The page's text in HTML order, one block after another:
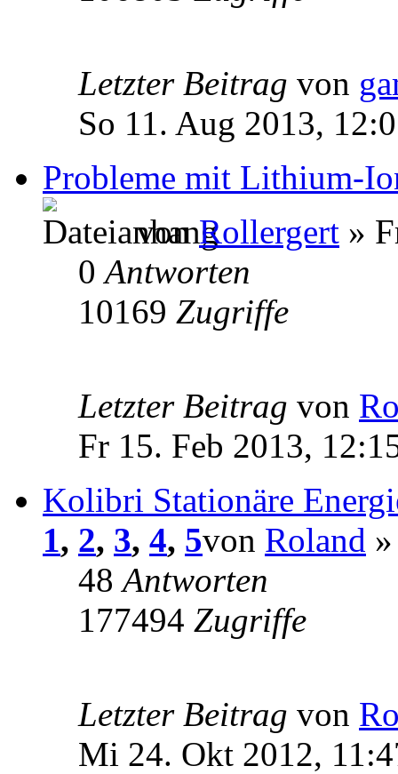
Letzter Beitrag von
So 11. Aug 2013,
Probleme mit Lithium-
vonRollergert »
0Antworten
10169 Zugriffe
Letzter Beitrag von
Fr 15. Feb 2013,
Kolibri Stationäre
1, 2, 3, 4, 5von Roland
48Antworten
177494 Zugriffe
Letzter Beitrag von
Mi 24. Okt 2012,